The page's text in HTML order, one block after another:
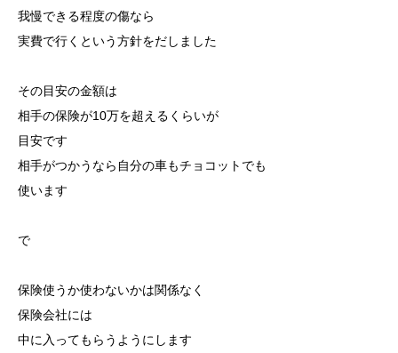
我慢できる程度の傷なら
実費で行くという方針をだしました
その目安の金額は
相手の保険が10万を超えるくらいが
目安です
相手がつかうなら自分の車もチョコットでも
使います
で
保険使うか使わないかは関係なく
保険会社には
中に入ってもらうようにします